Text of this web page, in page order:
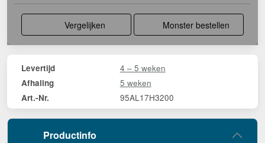
Vergelijken Monster bestellen
Levertijd 4 – 5 weken
Afhaling 5 weken
Art.-Nr. 95AL17H3200
Productinfo